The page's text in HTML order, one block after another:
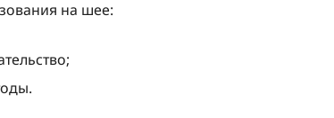
на шее: